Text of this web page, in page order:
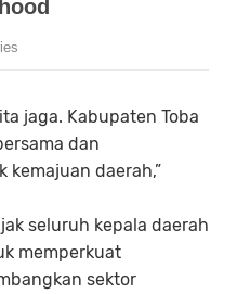
jaga. Kabupaten Toba
dan
daerah,”
seluruh kepala daerah
memperkuat
sektor